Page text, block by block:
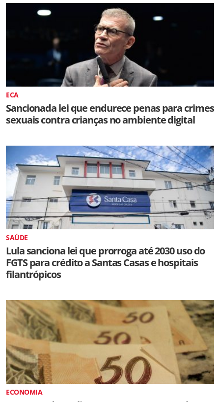
ECA
Sancionada lei que endurece penas para crimes
sexuais contra crianças no ambiente digital
SAÚDE
Lula sanciona lei que prorroga até 2030 uso do
FGTS para crédito a Santas Casas e hospitais
filantrópicos
ECONOMIA